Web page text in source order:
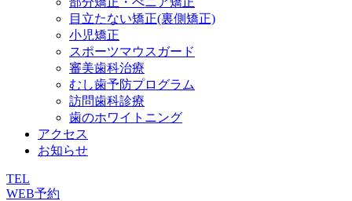
目立たない矯正(裏側矯正)
小児矯正
スポーツマウスガード
審美歯科治療
むし歯予防プログラム
訪問歯科診療
歯のホワイトニング
アクセス
お知らせ
TEL
WEB予約